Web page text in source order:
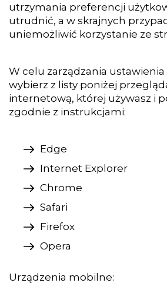
utrzymania preferencji
utrudnić, a w skrajnych
uniemożliwić korzystanie ze
W celu zarządzania ustawienia
wybierz z listy poniżej
internetową, której używasz i
zgodnie z instrukcjami:
Edge
Internet Explorer
Chrome
Safari
Firefox
Opera
Urządzenia mobilne: